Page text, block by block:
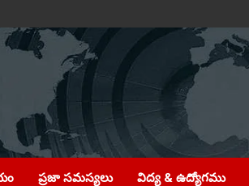
ప్రజా సమస్యలు విద్య & ఉద్యోగము